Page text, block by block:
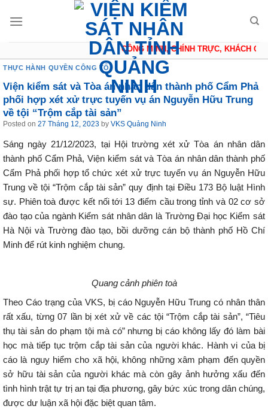
CÔNG MINH, CHÍNH TRỰC, KHÁCH
THỰC HÀNH QUYỀN CÔNG TỐ
Viện kiểm sát và Tòa án nhân dân thành phố Cẩm Phả
phối hợp xét xử trực tuyến vụ án Nguyễn Hữu Trung
về tội “Trộm cắp tài sản”
Posted on 27 Tháng 12, 2023 by VKS Quảng Ninh
Sáng ngày 21/12/2023, tại Hội trường xét xử Tòa án nhân dân
thành phố Cẩm Phả, Viện kiểm sát và Tòa án nhân dân thành phố
Cẩm Phả phối hợp tổ chức xét xử trực tuyến vụ án Nguyễn Hữu
Trung về tội “Trộm cắp tài sản” quy định tại Điều 173 Bộ luật Hình
sự. Phiên toà được kết nối tới 13 điểm cầu trong tỉnh và 02 cơ sở
đào tạo của ngành Kiểm sát nhân dân là Trường Đại học Kiểm sát
Hà Nội và Trường đào tạo, bồi dưỡng cán bộ thành phố Hồ Chí
Minh để rút kinh nghiệm chung.
Quang cảnh phiên toà
Theo Cáo trạng của VKS, bị cáo Nguyễn Hữu Trung có nhân thân
rất xấu, từng 07 lần bị xét xử về các tội “Trộm cắp tài sản”, “Tiêu
thụ tài sản do phạm tội mà có” nhưng bị cáo không lấy đó làm bài
học mà tiếp tục trộm cắp tài sản của người khác. Hành vi của bị
cáo là nguy hiểm cho xã hội, không những xâm phạm đến quyền
sở hữu tài sản của người khác mà còn gây ảnh hưởng xấu đến
tình hình trật tự trị an tại địa phương, gây bức xúc trong dân chúng,
được dư luận xã hội đặc biệt quan tâm.